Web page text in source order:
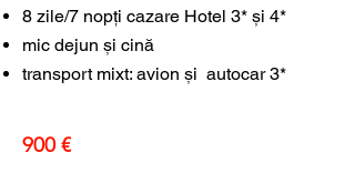
8 zile/7 nopți cazare Hotel 3* și 4*
mic dejun și cină
transport mixt: avion și autocar 3*
900 €